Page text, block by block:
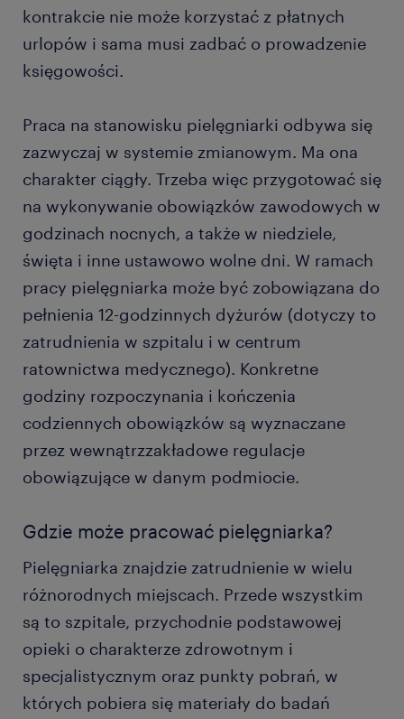
kontrakcie nie może korzystać z płatnych
urlopów i sama musi zadbać o prowadzenie
księgowości.
Praca na stanowisku pielęgniarki odbywa się
zazwyczaj w systemie zmianowym. Ma ona
charakter ciągły. Trzeba więc przygotować się
na wykonywanie obowiązków zawodowych w
godzinach nocnych, a także w niedziele,
święta i inne ustawowo wolne dni. W ramach
pracy pielęgniarka może być zobowiązana do
pełnienia 12-godzinnych dyżurów (dotyczy to
zatrudnienia w szpitalu i w centrum
ratownictwa medycznego). Konkretne
godziny rozpoczynania i kończenia
codziennych obowiązków są wyznaczane
przez wewnątrzzakładowe regulacje
obowiązujące w danym podmiocie.
Gdzie może pracować pielęgniarka?
Pielęgniarka znajdzie zatrudnienie w wielu
różnorodnych miejscach. Przede wszystkim
są to szpitale, przychodnie podstawowej
opieki o charakterze zdrowotnym i
specjalistycznym oraz punkty pobrań, w
których pobiera się materiały do badań